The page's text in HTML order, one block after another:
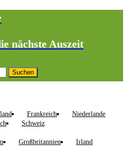
nächste Auszeit
Frankreich
Niederlande
Schweiz
Großbritannien
Irland